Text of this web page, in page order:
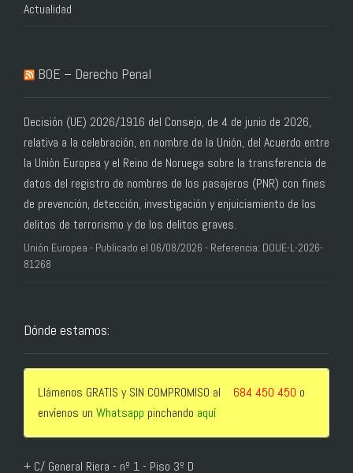
Actualidad
BOE – Derecho Penal
Decisión (UE) 2026/1916 del Consejo, de 4 de junio de 2026,
relativa a la celebración, en nombre de la Unión, del Acuerdo entre
la Unión Europea y el Reino de Noruega sobre la transferencia de
datos del registro de nombres de los pasajeros (PNR) con fines
de prevención, detección, investigación y enjuiciamiento de los
delitos de terrorismo y de los delitos graves.
Unión Europea - Publicado el 06/08/2026 - Referencia: DOUE-L-2026-
81268
Dónde estamos:
Llámenos GRATIS y SIN COMPROMISO al 684 450 450 o
envíenos un Whatsapp pinchando aquí
+ C/ General Riera - nº 1 - Piso 3º D